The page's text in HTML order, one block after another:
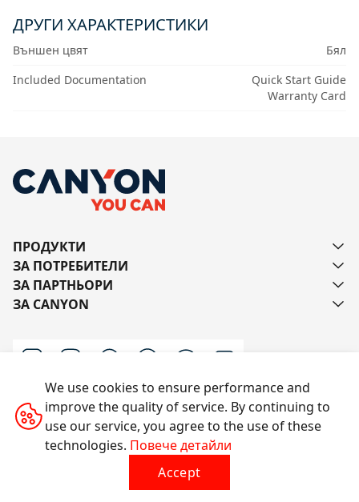
ДРУГИ ХАРАКТЕРИСТИКИ
Външен цвят
Бял
Included Documentation
Quick Start Guide
Warranty Card
ПРОДУКТИ
ЗА ПОТРЕБИТЕЛИ
ЗА ПАРТНЬОРИ
ЗА CANYON
Пишете ни
Всички права запазени © 2014-2026 CANYON
We use cookies to ensure performance and
improve the quality of service. By continuing to
use our service, you agree to the use of these
technologies. Повече детайли
Accept